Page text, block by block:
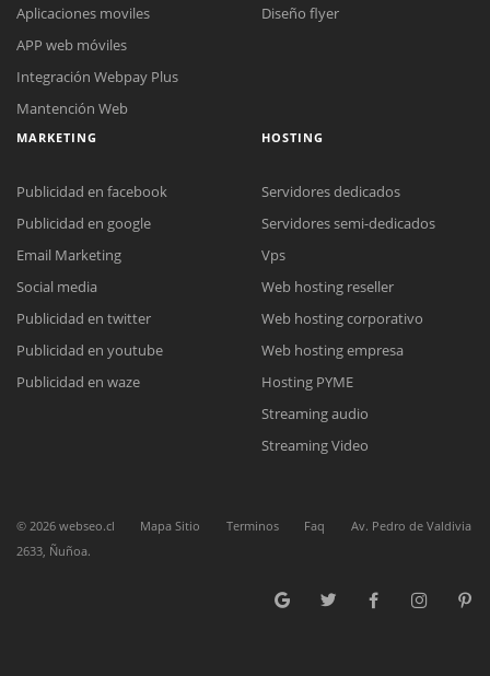
Reunión online
Nuestros ejecutivos le enviarán un correo electrónico con el enlace a
Cotización
Complete el formulario y nos contactaremos a la brevedad.
Chat Online
Todos nuestros ejecutivos están fuera de línea. Complete el formulario
para enviarnos un correo electrónico con sus datos personales.
Aplicaciones moviles
APP web móviles
Integración Webpay Plus
Mantención Web
Diseño flyer
MARKETING
Publicidad en facebook
Publicidad en google
Email Marketing
Social media
Publicidad en twitter
Publicidad en youtube
Publicidad en waze
HOSTING
Servidores dedicados
Servidores semi-dedicados
Vps
Web hosting reseller
Web hosting corporativo
Web hosting empresa
Hosting PYME
Streaming audio
Streaming Video
© 2026 webseo.cl Mapa Sitio Terminos Faq
Av. Pedro de Valdivia
2633, Ñuñoa.